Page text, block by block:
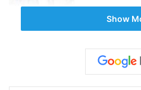
Nghệ Xây
6 hours ago
Thuyền Kéo
Show